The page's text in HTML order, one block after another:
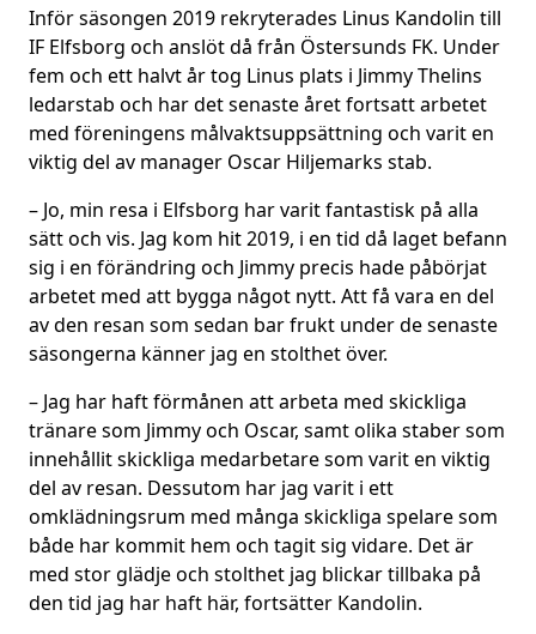
Inför säsongen 2019 rekryterades Linus Kandolin till
IF Elfsborg och anslöt då från Östersunds FK. Under
fem och ett halvt år tog Linus plats i Jimmy Thelins
ledarstab och har det senaste året fortsatt arbetet
med föreningens målvaktsuppsättning och varit en
viktig del av manager Oscar Hiljemarks stab.
– Jo, min resa i Elfsborg har varit fantastisk på alla
sätt och vis. Jag kom hit 2019, i en tid då laget befann
sig i en förändring och Jimmy precis hade påbörjat
arbetet med att bygga något nytt. Att få vara en del
av den resan som sedan bar frukt under de senaste
säsongerna känner jag en stolthet över.
– Jag har haft förmånen att arbeta med skickliga
tränare som Jimmy och Oscar, samt olika staber som
innehållit skickliga medarbetare som varit en viktig
del av resan. Dessutom har jag varit i ett
omklädningsrum med många skickliga spelare som
både har kommit hem och tagit sig vidare. Det är
med stor glädje och stolthet jag blickar tillbaka på
den tid jag har haft här, fortsätter Kandolin.